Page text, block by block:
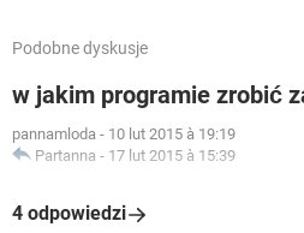
Podobne dyskusje
w jakim programie zrobić
pannamloda - 10 lut 2015 à 19:19
Partanna - 17 lut 2015 à 15:39
4 odpowiedzi